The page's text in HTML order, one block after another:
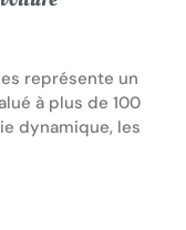
représente un
à plus de 100
dynamique, les